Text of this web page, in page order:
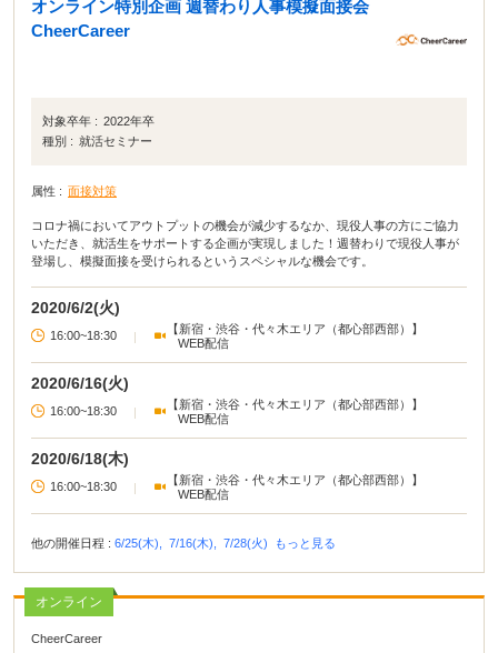
オンライン特別企画 週替わり人事模擬面接会
CheerCareer
対象卒年 : 2022年卒
種別 : 就活セミナー
属性 : 面接対策
コロナ禍においてアウトプットの機会が減少するなか、現役人事の方にご協力
いただき、就活生をサポートする企画が実現しました！週替わりで現役人事が
登場し、模擬面接を受けられるというスペシャルな機会です。
2020/6/2(火)
16:00~18:30 |
【新宿・渋谷・代々木エリア（都心部西部）】
WEB配信
2020/6/16(火)
16:00~18:30 |
【新宿・渋谷・代々木エリア（都心部西部）】
WEB配信
2020/6/18(木)
16:00~18:30 |
【新宿・渋谷・代々木エリア（都心部西部）】
WEB配信
他の開催日程 : 6/25(木), 7/16(木), 7/28(火) もっと見る
オンライン
CheerCareer